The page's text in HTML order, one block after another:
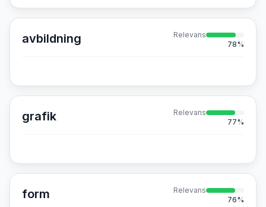
avbildning
Relevans
78%
grafik
Relevans
77%
form
Relevans
76%